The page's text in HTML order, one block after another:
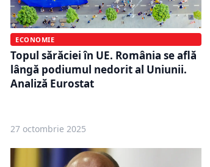
ECONOMIE
Topul sărăciei în UE. România se află
lângă podiumul nedorit al Uniunii.
Analiză Eurostat
27 octombrie 2025